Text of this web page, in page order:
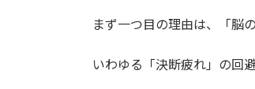
まず一つ目の理由は、「脳
いわゆる「決断疲れ」の回避